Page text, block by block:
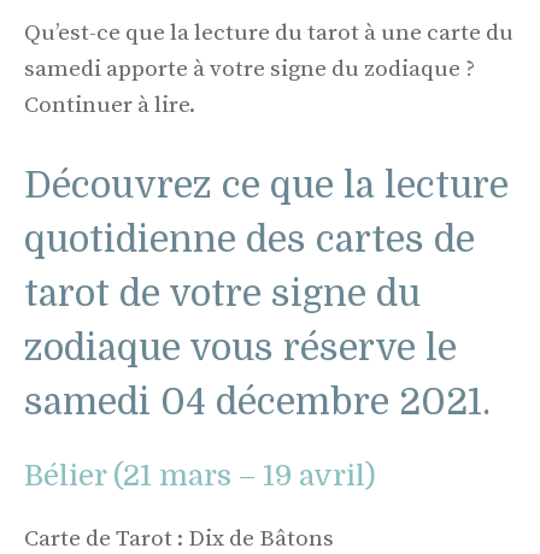
Qu’est-ce que la lecture du tarot à une carte du
samedi apporte à votre signe du zodiaque ?
Continuer à lire.
Découvrez ce que la lecture
quotidienne des cartes de
tarot de votre signe du
zodiaque vous réserve le
samedi 04 décembre 2021.
Bélier (21 mars – 19 avril)
Carte de Tarot : Dix de Bâtons